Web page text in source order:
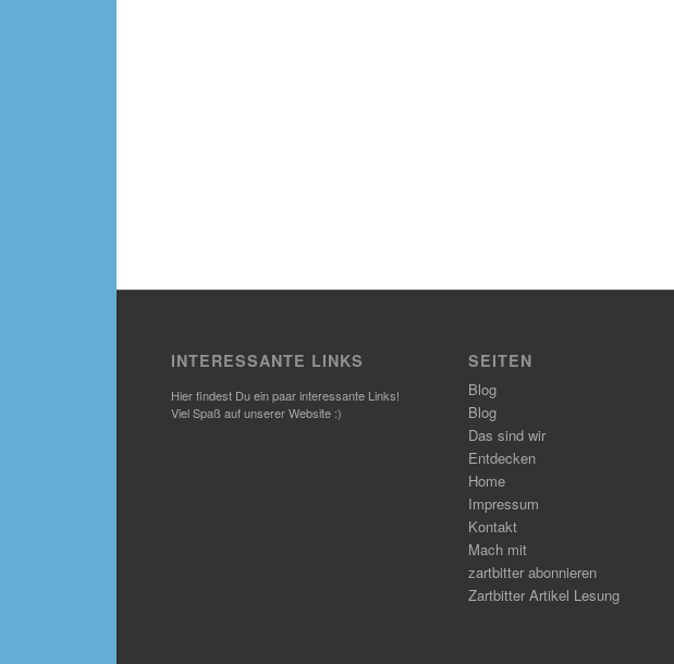
INTERESSANTE LINKS
Hier findest Du ein paar interessante Links!
Viel Spaß auf unserer Website :)
SEITEN
Blog
Blog
Das sind wir
Entdecken
Home
Impressum
Kontakt
Mach mit
zartbitter abonnieren
Zartbitter Artikel Lesung